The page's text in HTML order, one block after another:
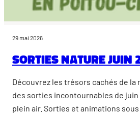
29 mai 2026
Sorties nature juin
Découvrez les trésors cachés de
des sorties incontournables de
plein air. Sorties et animations